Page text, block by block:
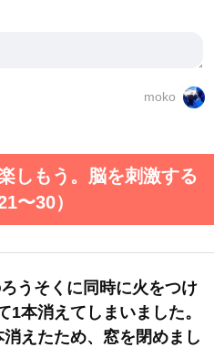
moko
しもう。脳を刺激する
〜30）
うそくに同時に火をつけ
1本消えてしまいました。
えたため、窓を閉めまし